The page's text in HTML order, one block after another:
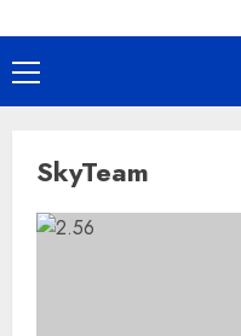
Primary
Menu
SkyTeam